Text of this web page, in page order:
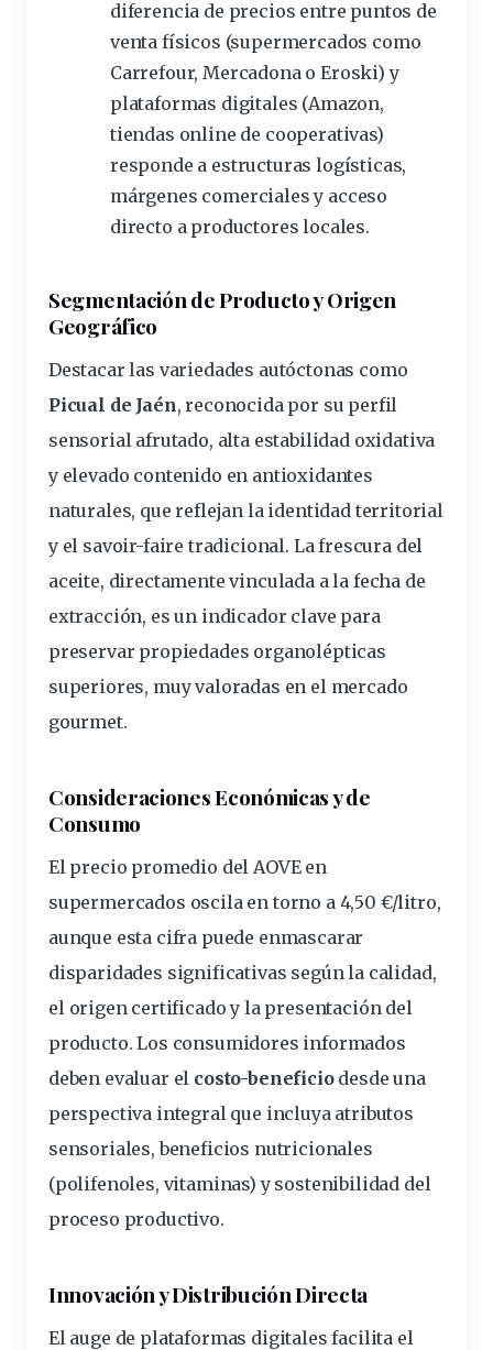
diferencia de precios entre puntos de
venta físicos (supermercados como
Carrefour, Mercadona o Eroski) y
plataformas digitales (Amazon,
tiendas online de cooperativas)
responde a estructuras logísticas,
márgenes comerciales y acceso
directo a productores locales.
Segmentación de Producto y Origen
Geográfico
Destacar las variedades autóctonas como
Picual de Jaén, reconocida por su perfil
sensorial afrutado, alta estabilidad oxidativa
y elevado contenido en antioxidantes
naturales, que reflejan la identidad territorial
y el savoir-faire tradicional. La frescura del
aceite, directamente vinculada a la fecha de
extracción, es un indicador clave para
preservar propiedades organolépticas
superiores, muy valoradas en el mercado
gourmet.
Consideraciones Económicas y de
Consumo
El precio promedio del AOVE en
supermercados oscila en torno a 4,50 €/litro,
aunque esta cifra puede enmascarar
disparidades significativas según la calidad,
el origen certificado y la presentación del
producto. Los consumidores informados
deben evaluar el costo-beneficiodesde una
perspectiva integral que incluya atributos
sensoriales, beneficios nutricionales
(polifenoles, vitaminas) y sostenibilidad del
proceso productivo.
Innovación y Distribución Directa
El auge de plataformas digitales facilita el